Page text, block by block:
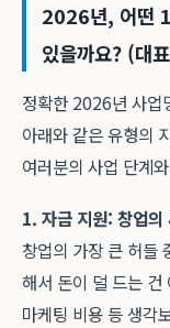
2026년, 어떤
있을까요? (대
정확한 2026년 사업
아래와 같은 유형의
여러분의 사업 단계
1. 자금 지원: 창업
창업의 가장 큰 허들
해서 돈이 덜 드는
마케팅 비용 등 생각